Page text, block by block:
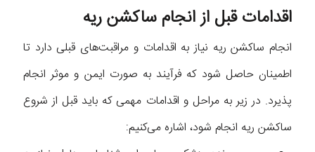
اقدامات قبل از انجام ساکشن ریه
انجام ساکشن ریه نیاز به اقدامات و مراقبت‌های قبلی دارد تا
اطمینان حاصل شود که فرآیند به صورت ایمن و موثر انجام
پذیرد. در زیر به مراحل و اقدامات مهمی که باید قبل از شروع
ساکشن ریه انجام شود، اشاره می‌کنیم: